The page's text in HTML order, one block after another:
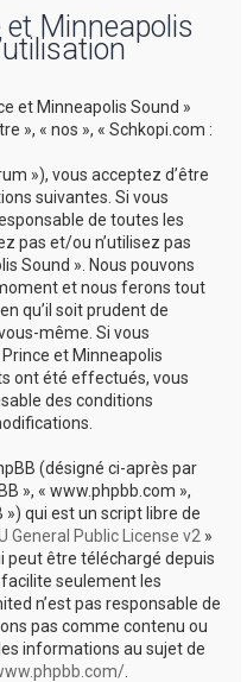
Minneapolis
et Minneapolis Sound »
», « nos », « Schkopi.com :
»), vous acceptez d’être
suivantes. Si vous
de toutes les
pas et/ou n’utilisez pas
Sound ». Nous pouvons
et nous ferons tout
qu’il soit prudent de
même. Si vous
et Minneapolis
ont été effectués, vous
des conditions
(désigné ci-après par
», « www.phpbb.com »,
») qui est un script libre de
General Public License v2 »
peut être téléchargé depuis
facilite seulement les
n’est pas responsable de
pas comme contenu ou
informations au sujet de